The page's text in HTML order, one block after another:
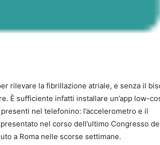
rilevare la fibrillazione atriale, e senza il
È sufficiente infatti installare un’app low-
nel telefonino: l’accelerometro e il
nel corso dell’ultimo Congresso
a Roma nelle scorse settimane.